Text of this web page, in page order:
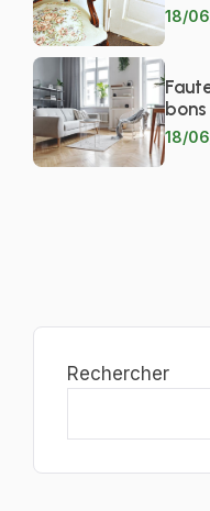
18/
18/
Rechercher